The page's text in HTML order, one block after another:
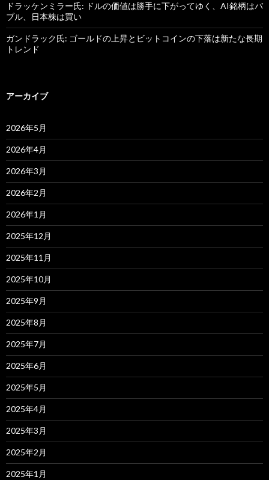
ドラッケンミラー氏: ドルの価値は勝手に下がってゆく、AI銘柄はバ
ブル、日本株は買い
ガンドラック氏: ゴールドの上昇とビットコインの下落は新たな長期
トレンド
アーカイブ
2026年5月
2026年4月
2026年3月
2026年2月
2026年1月
2025年12月
2025年11月
2025年10月
2025年9月
2025年8月
2025年7月
2025年6月
2025年5月
2025年4月
2025年3月
2025年2月
2025年1月